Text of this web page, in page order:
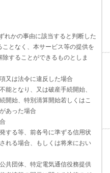
かの事由に該当すると判断した
となく、本サービス等の提供を
することができるものとしま
又は法令に違反した場合
となり、又は破産手続開始、
開始、特別清算開始若しくはこ
あった場合
する等、前各号に準ずる信用状
れる場合、もしくは将来におい
共団体、特定電気通信役務提供